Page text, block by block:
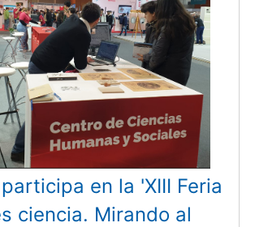
participa en la 'XIII Feria
ciencia. Mirando al